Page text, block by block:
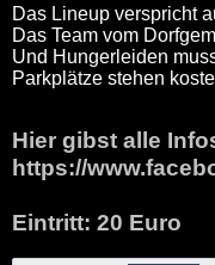
Das Lineup verspricht
Das Team vom
Und Hungerleiden
Parkplätze stehen
Hier gibst alle
https://
Eintritt: 20 Euro